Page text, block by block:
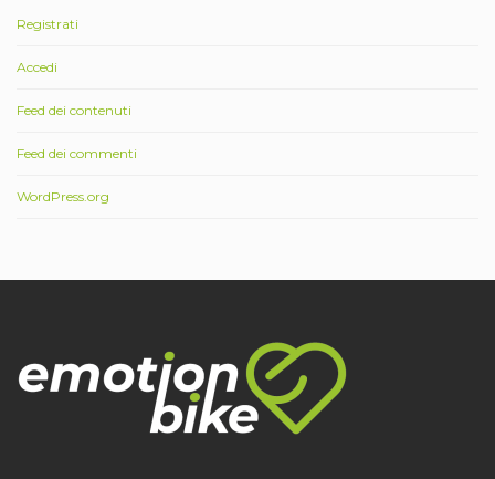
Registrati
Accedi
Feed dei contenuti
Feed dei commenti
WordPress.org